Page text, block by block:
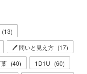
(13)
🖊 問いと見え方 (17)
(40) 1D1U (60)